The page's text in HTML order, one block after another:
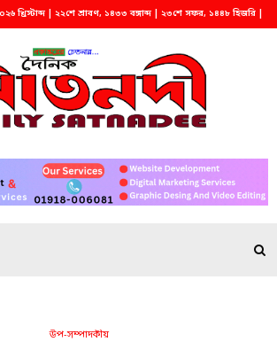
খ্রিস্টাব্দ | ২২শে শ্রাবণ, ১৪৩৩ বঙ্গাব্দ | ২৩শে সফর, ১৪৪৮ হিজরি |
উপ-সম্পাদকীয়